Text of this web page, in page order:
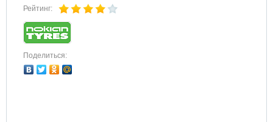
Рейтинг:
Поделиться: